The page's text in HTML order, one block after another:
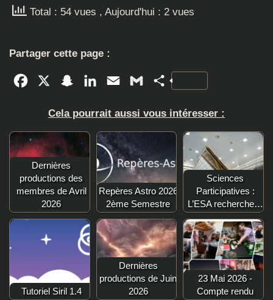
Total : 54 vues , Aujourd'hui : 2 vues
Partager cette page :
Facebook SnapchatLinkedInEmail GmailPartager
Cela pourrait aussi vous intéresser :
Dernières
productions des
membres de Avril
2026
Repères Astro 2026
2ème Semestre
Sciences
Participatives :
L’ESA recherche…
Tutoriel Siril 1.4
Dernières
productions de Juin
2026
23 Mai 2026 -
Compte rendu